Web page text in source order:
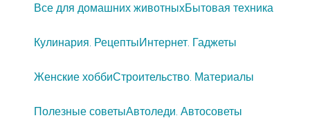
Все для домашних животныхБытовая техника
Кулинария. РецептыИнтернет. Гаджеты
Женские хоббиСтроительство. Материалы
Полезные советыАвтоледи. Автосоветы